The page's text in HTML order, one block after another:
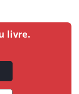
livre.